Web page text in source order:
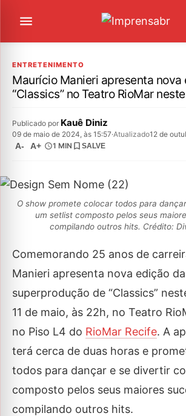
ENTRETENIMENTO
Maurício Manieri apresenta nova
“Classics” no Teatro RioMar
Publicado por Kauê Diniz
09 de maio de 2024, às 15:57·Atualizado12 de
A- A+ 1 MIN SALVE
O show promete colocar todos para
um setlist composto pelos seus
compilando outros hits. Crédito:
Comemorando 25 anos de
Manieri apresenta nova edição da
superprodução de “Classics”
11 de maio, às 22h, no Teatro
no Piso L4 do RioMar Recife. A
terá cerca de duas horas e
todos para dançar e se divertir
composto pelos seus maiores
compilando outros hits.